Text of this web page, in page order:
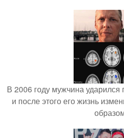
В 2006 году мужчина ударился
и после этого его жизнь